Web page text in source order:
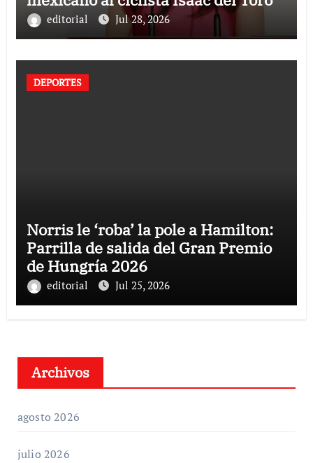
editorial Jul 28, 2026
DEPORTES
Norris le ‘roba’ la pole a Hamilton:
Parrilla de salida del Gran Premio
de Hungría 2026
editorial Jul 25, 2026
Archivos
agosto 2026
julio 2026